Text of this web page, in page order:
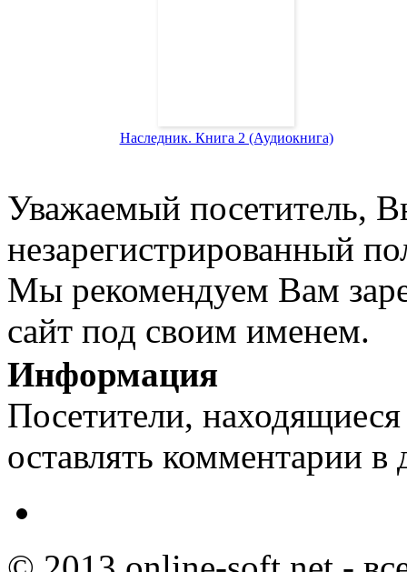
Наследник. Книга 2 (Аудиокнига)
Уважаемый посетитель,
незарегистрированный
Мы рекомендуем Вам
сайт под своим именем.
Информация
Посетители,
оставлять комментарии в